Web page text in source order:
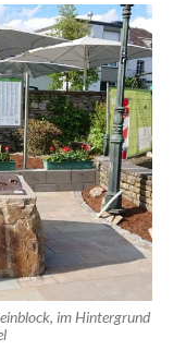
im Hintergrund